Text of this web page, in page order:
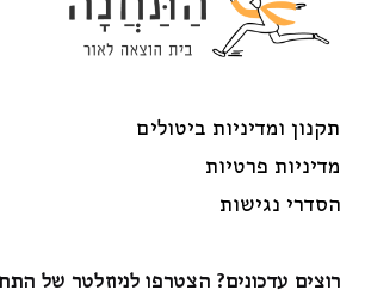
תקנון ומדיניות ביטולים
מדיניות פרטיות
הסדרי נגישות
רוצים עדכונים? הצטרפו לניוזלטר של התחנה